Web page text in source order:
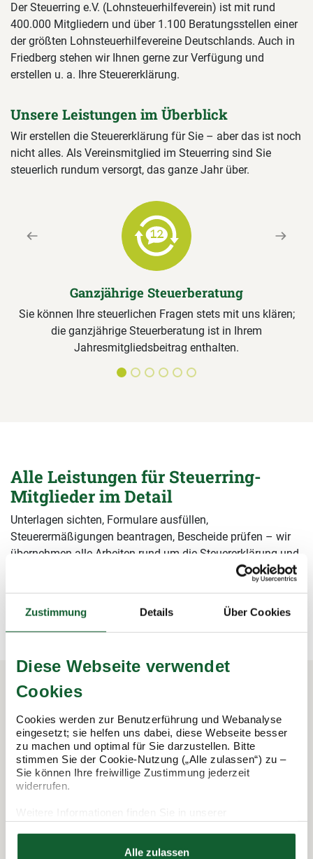
Zustimmung Details Über Cookies
Diese Webseite verwendet
Cookies
Cookies werden zur Benutzerführung und Webanalyse
eingesetzt; sie helfen uns dabei, diese Webseite besser
zu machen und optimal für Sie darzustellen. Bitte
stimmen Sie der Cookie-Nutzung („Alle zulassen“) zu –
Sie können Ihre freiwillige Zustimmung jederzeit
widerrufen.
Datenschutzerklärung
Hier finden Sie unser
Alle zulassen
Der Steuerring e.V. (Lohnsteuerhilfeverein) ist mit rund
400.000 Mitgliedern und über 1.100 Beratungsstellen einer
der größten Lohnsteuerhilfevereine Deutschlands. Auch in
Friedberg stehen wir Ihnen gerne zur Verfügung und
erstellen u. a. Ihre Steuererklärung.
Unsere Leistungen im Überblick
Wir erstellen die Steuererklärung für Sie – aber das ist noch
nicht alles. Als Vereinsmitglied im Steuerring sind Sie
steuerlich rundum versorgt, das ganze Jahr über.
Ganzjährige Steuerberatung
Sie können Ihre steuerlichen Fragen stets mit uns klären;
die ganzjährige Steuerberatung ist in Ihrem
Jahresmitgliedsbeitrag enthalten.
Previous Next
Alle Leistungen für Steuerring-
Mitglieder im Detail
Unterlagen sichten, Formulare ausfüllen,
Steuerermäßigungen beantragen, Bescheide prüfen – wir
übernehmen alle Arbeiten rund um die Steuererklärung und
In 3 Schritten zur Steuererklärung.
So funktioniert's: